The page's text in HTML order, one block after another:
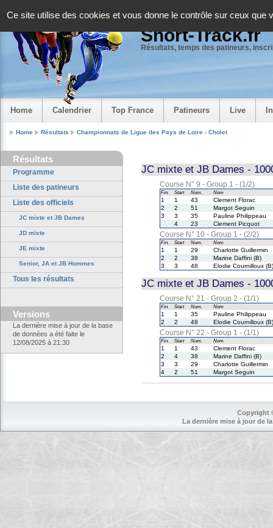
Ce site utilise des cookies et vous donne le contrôle sur ceux que
Short-Track.fr
Résultats, temps des patineurs,
Home Calendrier Top France Patineurs Live
Home Résultats Championnats de Ligue des Pays de Loire - Cholet
Résultats
Programme
Liste des patineurs
Liste des officiels
JC mixte et JB Dames
JD mixte
JE mixte
Senior, JA et JB Hommes
Tous les résultats
Versions
La dernière mise à jour de la base
de données a été faite le
12/08/2025 à 21:30
JC mixte et JB Dames -
Course N° 9 - Group 1 - (1/2)
Fin. Start Num. Nom
1 1 43
Clement Florac
2
2 51
Margot Seguin
3
3 35
Pauline Philippeau
4
23 Clement Picquot
Course N° 10 - Group 1 - (2/2)
Fin. Start Num. Nom
1 1 29
Charlotte Guillermin
2
2 38
Marine Daffini (B)
3
3 48 Elodie Cournilloux (B)
JC mixte et JB Dames -
Course N° 21 - Group 2 - (1/1)
Fin. Start Num. Nom
1 1 35
Pauline Philippeau
2
2 48 Elodie Cournilloux (B)
Course N° 22 - Group 1 - (1/1)
Fin. Start Num. Nom
1 1 43
Clement Florac
2
4 38
Marine Daffini (B)
3
3 29
Charlotte Guillermin
4
2 51 Margot Seguin
Copyright
La dernière mise à jour de